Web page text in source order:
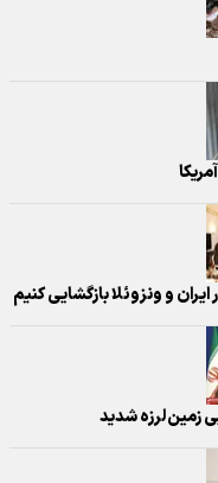
و ونزوئلا بازگشایی کنیم
زمین‌لرزه شدید